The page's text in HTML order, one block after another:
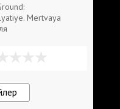
Mertvaya